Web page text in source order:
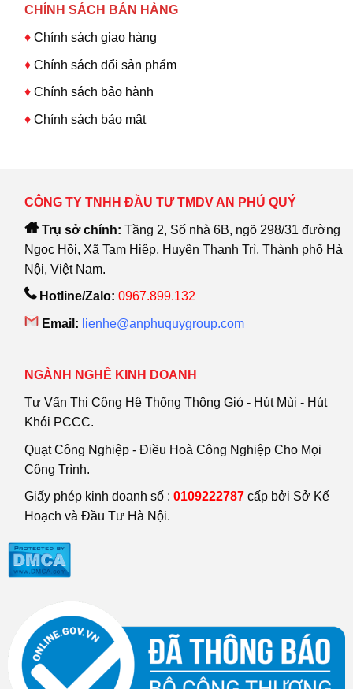
CHÍNH SÁCH BÁN HÀNG
♦ Chính sách giao hàng
♦ Chính sách đổi sản phẩm
♦ Chính sách bảo hành
♦ Chính sách bảo mật
CÔNG TY TNHH ĐẦU TƯ TMDV AN PHÚ QUÝ
Trụ sở chính: Tầng 2, Số nhà 6B, ngõ 298/31 đường
Ngọc Hồi, Xã Tam Hiệp, Huyện Thanh Trì, Thành phố Hà
Nội, Việt Nam.
Hotline/Zalo: 0967.899.132
Email: lienhe@anphuquygroup.com
NGÀNH NGHỀ KINH DOANH
Tư Vấn Thi Công Hệ Thống Thông Gió - Hút Mùi - Hút
Khói PCCC.
Quạt Công Nghiệp - Điều Hoà Công Nghiệp Cho Mọi
Công Trình.
Giấy phép kinh doanh số : 0109222787 cấp bởi Sở Kế
Hoạch và Đầu Tư Hà Nội.